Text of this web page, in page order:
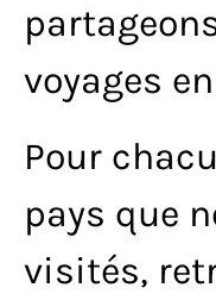
voyages
Pour
pays que
visités,